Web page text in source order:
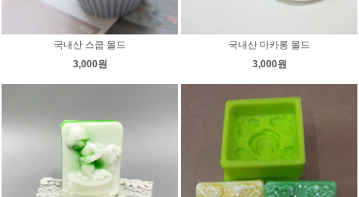
국내산 스쿱 몰드
3,000원
국내산 마카롱 몰드
3,000원